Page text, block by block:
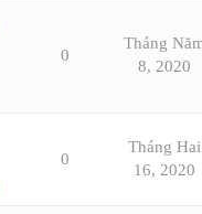
0
Tháng
8, 2020
0
Tháng Hai
16, 2020